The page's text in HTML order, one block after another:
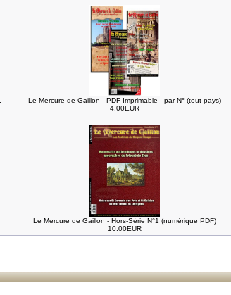
Le Mercure de Gaillon - PDF Imprimable - par N° (tout pays)
4.00EUR
Le Mercure de Gaillon - Hors-Série N°1 (numérique PDF)
10.00EUR